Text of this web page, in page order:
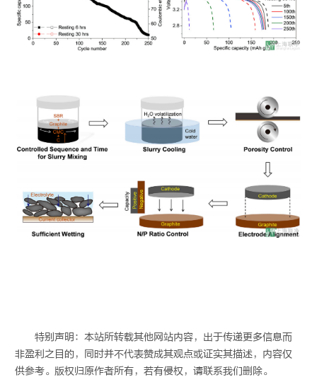
特别声明：本站所转载其他网站内容，出于传递更多信息而
非盈利之目的，同时并不代表赞成其观点或证实其描述，内容仅
供参考。版权归原作者所有，若有侵权，请联系我们删除。